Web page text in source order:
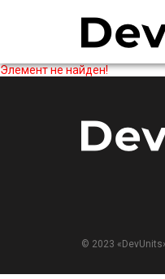
Элемент не найден!
© 2023